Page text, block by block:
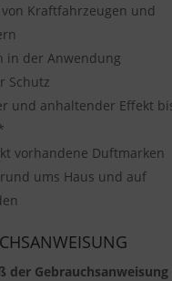
Kraftfahrzeugen und
in der Anwendung
Schutz
und anhaltender Effekt
vorhandene Duftmarken
rund ums Haus und auf
der Gebrauchsanweisung